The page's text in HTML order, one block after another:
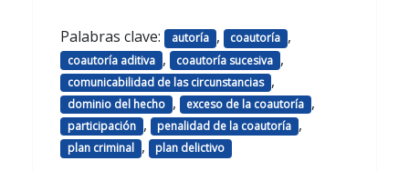
Palabras clave: autoría , coautoría ,
coautoría aditiva , coautoría sucesiva ,
comunicabilidad de las circunstancias ,
dominio del hecho , exceso de la coautoría ,
participación , penalidad de la coautoría ,
plan criminal , plan delictivo